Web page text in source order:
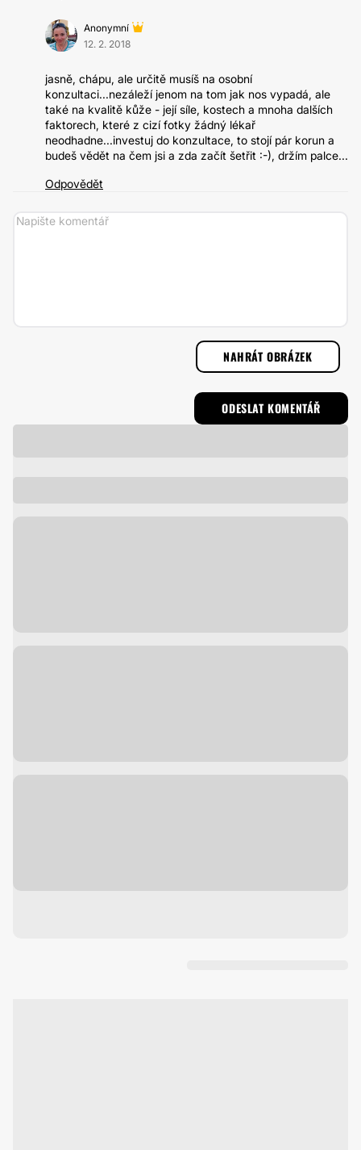
Anonymní
12. 2. 2018
jasně, chápu, ale určitě musíš na osobní
konzultaci...nezáleží jenom na tom jak nos vypadá, ale
také na kvalitě kůže - její síle, kostech a mnoha dalších
faktorech, které z cizí fotky žádný lékař
neodhadne...investuj do konzultace, to stojí pár korun a
budeš vědět na čem jsi a zda začít šetřit :-), držím palce...
Odpovědět
NAHRÁT OBRÁZEK